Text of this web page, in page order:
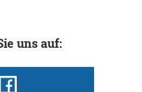
uns auf: